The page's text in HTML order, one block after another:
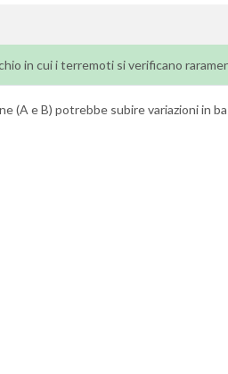
in cui i terremoti si verificano
(A e B) potrebbe subire variazioni in